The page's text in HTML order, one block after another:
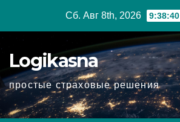
Сб. Авг 8th, 2026
Logikasna
простые страховые решения